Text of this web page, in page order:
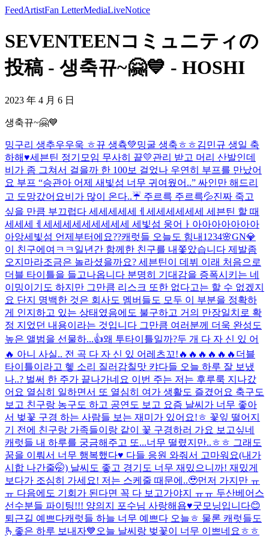
FeedArtistFan LetterMediaLiveNotice
SEVENTEENコミュニティの
投稿 - 생축뀨~🤗💙 - HOSHI
2023 年 4 月 6 日
생축뀨~🤗💙
밍구리 생추우우욱 ㅎ뀨 생츅💚밍굴 생축ㅎㅎ김민규 생일 축
하해♥️세븐틴 정기모임 무사히 끝💛관리 받고 머리 산발인데
비가 좀 그쳐서 걸을까 한 100보 걸었나 우연히 부프를 만났어
요 부프 “승관아 어제 새빛섬 너무 귀여웠어..” 싸인만 해드리
고 도망갔어요비가 많이 온다..☔️ 주르륵 주르륵💦진짜 죽고
싶을 만큼 부끄럽다 세세세세세ㅔ세세세세세세 세븐틴 할 때
세세세ㅔ세세세세세세세세세 세빛섬 웅어ㅏ아아아아아아아
아앙세빛섬 언제부터에요??캐럿들 오늘도 힘내 1234🌸GN💎
이 친구에여ㅋㅋ 일년간 함께한 친구를 내쫓았습니다 제발좀
오지마라조금은 놀라셨을까요? 세븐틴이 데뷔 이래 처음으로
더블 타이틀을 들고나옵니다 분명히 기대감을 증폭시키는 네
이밍이기도 하지만 그만큼 리스크 또한 없다고는 할 수 없겠지
요 단지 명백한 것은 회사도 멤버들도 모두 이 부분을 정확하
게 인지하고 있는 상태였음에도 불구하고 거의 만장일치로 확
정 지었던 내용이라는 것입니다 그만큼 여러분께 더욱 완성도
높은 앨범을 선물하...👍왜 투타이틀일까?두 개 다 자 신 있 어
🔥 아니 사실.. 전 곡 다 자 신 있 어 레츠꼬!🔥🔥🔥🔥🔥🔥 더블
타이틀이라고 헿 소리 질러 감칠맛 캬다들 오늘 하루 잘 보냈
나..? 벌써 한 주가 끝나가네요 이번 주는 저는 후루룩 지나갔
어요 열심히 일하면서 또 열심히 여가 생활도 즐겼어요 축구도
보고 친구랑 농구도 하고 공연도 보고 요즘 날씨가 너무 좋아
서 벚꽃 구경 하는 사람들 보는 재미가 있어요!ㅎ 꽃잎 떨어지
기 전에 친구랑 가족들이랑 같이 꽃 구경하러 가요 보고싶네
캐럿들 내 하루를 궁금해주고 또...너무 떨렸지만..ㅎㅎ 그래도
꿈을 이뤄서 너무 행복했다♥️ 다들 응원 와줘서 고마워요(내가
시합 나간줄🤭) 날씨도 좋고 경기도 너무 재밌으니까! 재밌게
보다가 조심히 가세요! 저는 스케줄 때문에..🥹먼저 가지만 ㅠ
ㅠ 다음에도 기회가 된다면 꼭 다 보고가야지 ㅠㅠ 두산베어스
선수분들 파이팅!!! 양의지 포수님 사랑해욥♥️굿모닝입니다😊
퇴근길 예쁘다캐럿들 하늘 너무 예쁘다 오늘ㅎ 물론 캐럿들도
🫰 좋은 하루 보내자💙 오늘 날씨랑 벚꽃이 너무 이쁘네요ㅎㅎ